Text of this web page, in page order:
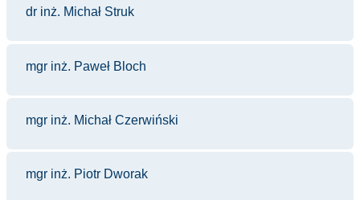
dr inż. Michał Struk
mgr inż. Paweł Bloch
mgr inż. Michał Czerwiński
mgr inż. Piotr Dworak